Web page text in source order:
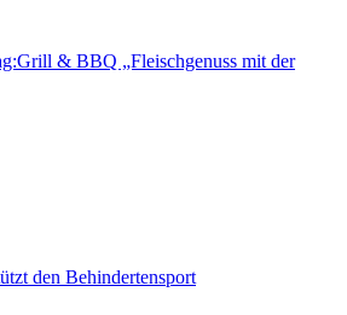
Grill & BBQ „Fleischgenuss mit der
den Behindertensport